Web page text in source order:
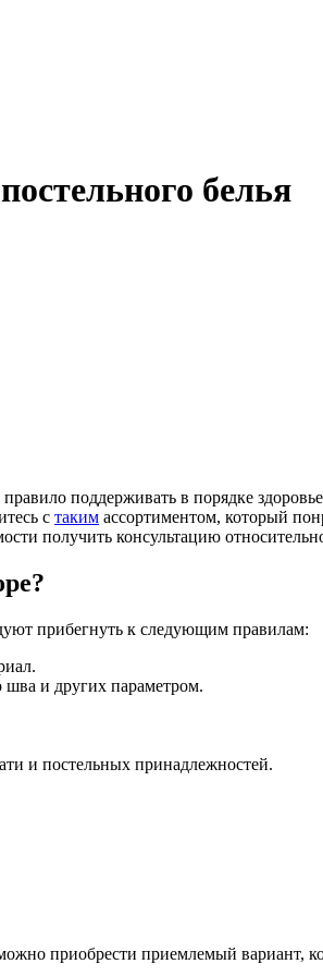
белья
поддерживать в порядке
с таким ассортиментом, который
получить консультацию
прибегнуть к следующим правилам:
шва и других параметром.
и постельных принадлежностей.
приобрести приемлемый вариант,